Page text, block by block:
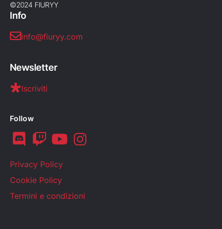
©2024 FIURYY
Info
info@fiuryy.com
Newsletter
Iscriviti
Follow
Privacy Policy
Cookie Policy
Termini e condizioni